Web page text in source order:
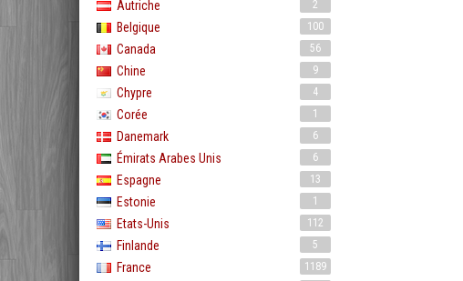
2
Autriche
100
Belgique
56
Canada
9
Chine
4
Chypre
1
Corée
6
Danemark
6
Émirats Arabes Unis
13
Espagne
1
Estonie
112
Etats-Unis
5
Finlande
1189
France